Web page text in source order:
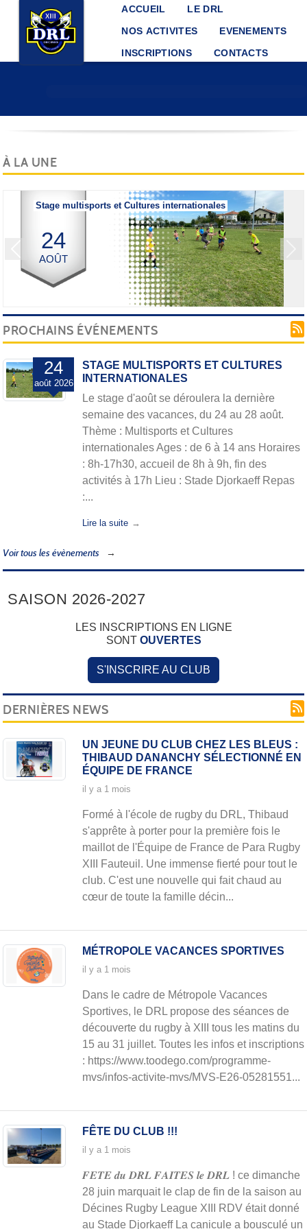
ACCUEIL
LE DRL
NOS ACTIVITES
EVENEMENTS
INSCRIPTIONS
CONTACTS
À LA UNE
24
AOÛT
Stage multisports et Cultures internationales
PROCHAINS ÉVÉNEMENTS
24
août 2026
STAGE MULTISPORTS ET CULTURES
INTERNATIONALES
Le stage d'août se déroulera la dernière
semaine des vacances, du 24 au 28 août.
Thème : Multisports et Cultures
internationales Ages : de 6 à 14 ans Horaires
: 8h-17h30, accueil de 8h à 9h, fin des
activités à 17h Lieu : Stade Djorkaeff Repas
:...
Lire la suite
Voir tous les évènements
SAISON 2026-2027
LES INSCRIPTIONS EN LIGNE
SONT OUVERTES
S'INSCRIRE AU CLUB
DERNIÈRES NEWS
UN JEUNE DU CLUB CHEZ LES BLEUS :
THIBAUD DANANCHY SÉLECTIONNÉ EN
ÉQUIPE DE FRANCE
il y a 1 mois
Formé à l'école de rugby du DRL, Thibaud
s'apprête à porter pour la première fois le
maillot de l'Équipe de France de Para Rugby
XIII Fauteuil. Une immense fierté pour tout le
club. C'est une nouvelle qui fait chaud au
cœur de toute la famille décin...
MÉTROPOLE VACANCES SPORTIVES
il y a 1 mois
Dans le cadre de Métropole Vacances
Sportives, le DRL propose des séances de
découverte du rugby à XIII tous les matins du
15 au 31 juillet. Toutes les infos et inscriptions
: https://www.toodego.com/programme-
mvs/infos-activite-mvs/MVS-E26-05281551...
FÊTE DU CLUB !!!
il y a 1 mois
𝑭𝑬𝑻𝑬 𝒅𝒖 𝑫𝑹𝑳 𝑭𝑨𝑰𝑻𝑬𝑺 𝒍𝒆 𝑫𝑹𝑳 ! ce dimanche
28 juin marquait le clap de fin de la saison au
Décines Rugby League XIII RDV était donné
au Stade Djorkaeff La canicule a bousculé un
Panneau de gestion des cookies